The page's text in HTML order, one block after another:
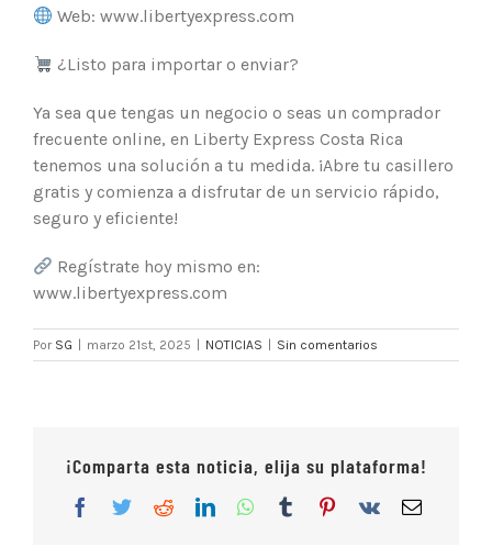
Web: www.libertyexpress.com
¿Listo para importar o enviar?
Ya sea que tengas un negocio o seas un comprador
frecuente online, en Liberty Express Costa Rica
tenemos una solución a tu medida. ¡Abre tu casillero
gratis y comienza a disfrutar de un servicio rápido,
seguro y eficiente!
Regístrate hoy mismo en:
www.libertyexpress.com
Por SG marzo 21st, 2025 NOTICIAS Sin comentarios
¡Comparta esta noticia, elija su plataforma!
Facebook
TwitterRedditLinkedInWhatsApp
TumblrPinterest
Vk
Correo